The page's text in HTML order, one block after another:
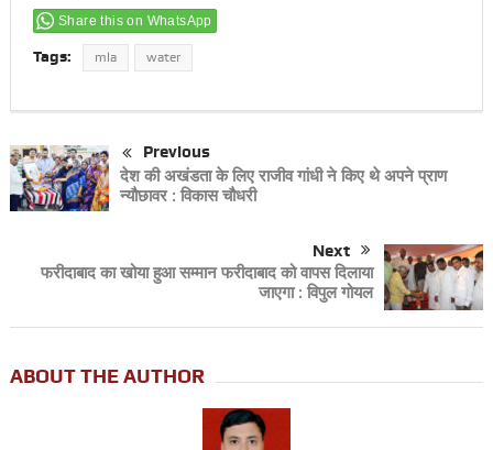
Share this on WhatsApp
Tags: mla water
Previous
देश की अखंडता के लिए राजीव गांधी ने किए थे अपने प्राण
न्यौछावर : विकास चौधरी
Next
फरीदाबाद का खोया हुआ सम्मान फरीदाबाद को वापस दिलाया
जाएगा : विपुल गोयल
ABOUT THE AUTHOR